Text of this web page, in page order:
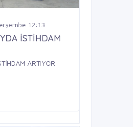
12:13
İSTİHDAM
ARTIYOR